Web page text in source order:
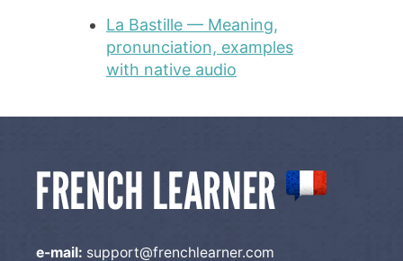
La Bastille — Meaning,
pronunciation, examples
with native audio
e-mail: support@frenchlearner.com